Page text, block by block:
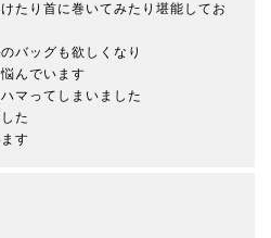
たり首に巻いてみたり堪能してお
バッグも欲しくなり
んでいます
マってしまいました
た
す